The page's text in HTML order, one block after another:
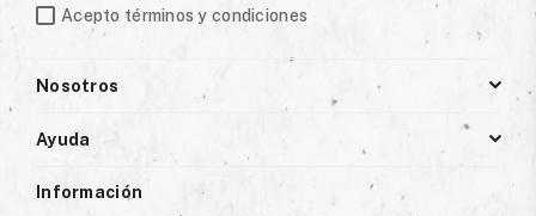
Acepto términos y condiciones
Nosotros
Ayuda
Información